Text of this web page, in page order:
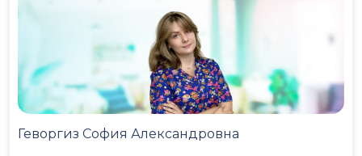
Геворгиз София Александровна